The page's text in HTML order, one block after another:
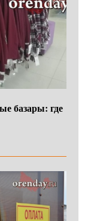
базары: где